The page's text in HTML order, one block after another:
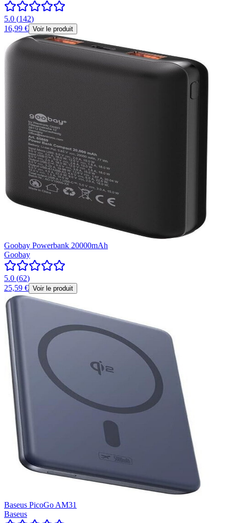
5.0 (142)
16,99 € Voir le produit
Goobay Powerbank 20000mAh
Goobay
5.0 (62)
25,59 € Voir le produit
Baseus PicoGo AM31
Baseus